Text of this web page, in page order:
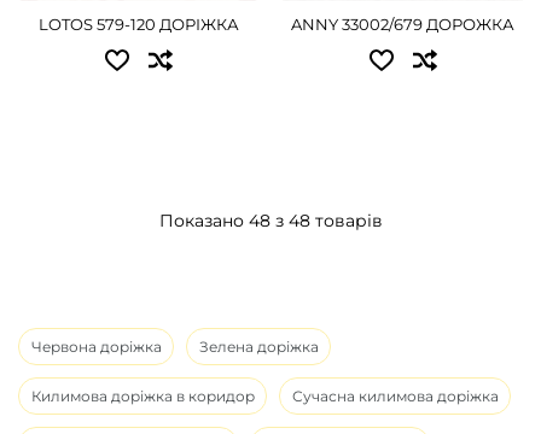
LOTOS 579-120 ДОРІЖКА ANNY 33002/679 ДОРОЖКА
Показано 48 з 48 товарів
Червона доріжка Зелена доріжка
Килимова доріжка в коридор Сучасна килимова доріжка